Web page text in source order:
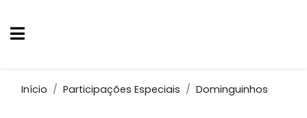
Início Participações Especiais Dominguinhos